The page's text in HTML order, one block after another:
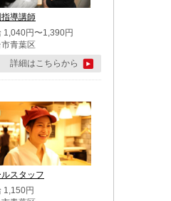
導講師
1,040円〜1,390円
青葉区
詳細はこちらから
スタッフ
1,150円